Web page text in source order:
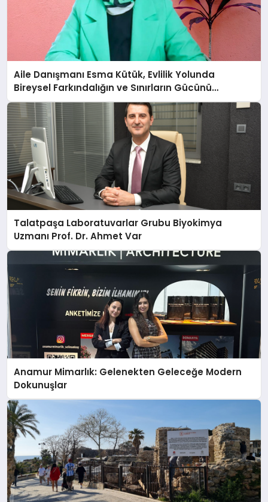
Aile Danışmanı Esma Kütük, Evlilik Yolunda
Bireysel Farkındalığın ve Sınırların Gücünü
Anlatıyor
Talatpaşa Laboratuvarlar Grubu Biyokimya
Uzmanı Prof. Dr. Ahmet Var
Anamur Mimarlık: Gelenekten Geleceğe Modern
Dokunuşlar